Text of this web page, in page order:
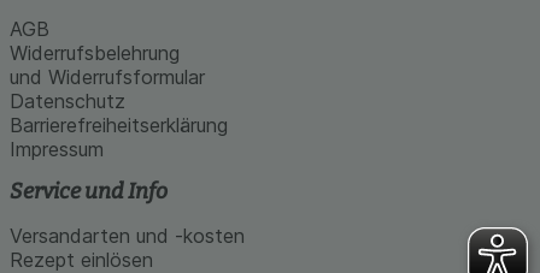
AGB
Widerrufsbelehrung
und Widerrufsformular
Datenschutz
Barrierefreiheitserklärung
Impressum
Service und Info
Versandarten und -kosten
Rezept einlösen